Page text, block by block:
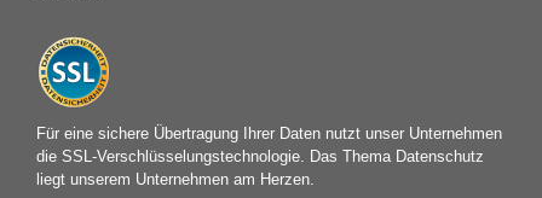
Für eine sichere Übertragung Ihrer Daten nutzt unser Unternehmen
die SSL-Verschlüsselungstechnologie. Das Thema Datenschutz
liegt unserem Unternehmen am Herzen.